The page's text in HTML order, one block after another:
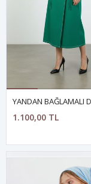
1.100,00 TL